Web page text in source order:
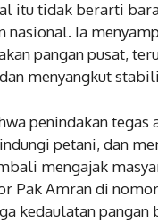
itu tidak berarti
Ia
pangan pusat,
menyangkut
penindakan
petani, dan
mengajak
Pak Amran di
kedaulatan pangan